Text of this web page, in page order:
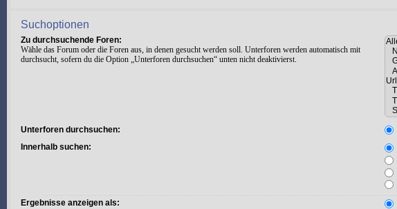
Suchoptionen
Zu durchsuchende Foren:
Wähle das Forum oder die Foren aus, in denen gesucht werden soll. Unterforen werden automatisch mit
durchsucht, sofern du die Option „Unterforen durchsuchen“ unten nicht deaktivierst.
Unterforen durchsuchen:
Innerhalb suchen:
Ergebnisse anzeigen als: